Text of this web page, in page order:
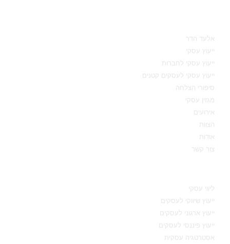
אלעד הדר
ייעוץ עסקי
ייעוץ עסקי לחברות
ייעוץ עסקי לעסקים קטנים
סיפורי הצלחה
מגזין עסקי
אירועים
הצוות
אודות
צור קשר
ליווי עסקי
ייעוץ שיווקי לעסקים
ייעוץ ארגוני לעסקים
ייעוץ פיננסי לעסקים
אסטרטגיה עסקית